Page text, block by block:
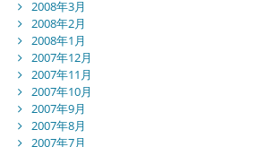
2008年3月
2008年2月
2008年1月
2007年12月
2007年11月
2007年10月
2007年9月
2007年8月
2007年7月